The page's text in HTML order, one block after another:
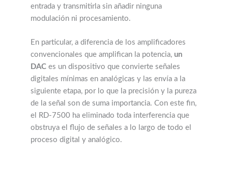
entrada y transmitirla sin añadir ninguna
modulación ni procesamiento.
En particular, a diferencia de los amplificadores
convencionales que amplifican la potencia, un
DAC es un dispositivo que convierte señales
digitales mínimas en analógicas y las envía a la
siguiente etapa, por lo que la precisión y la pureza
de la señal son de suma importancia. Con este fin,
el RD-7500 ha eliminado toda interferencia que
obstruya el flujo de señales a lo largo de todo el
proceso digital y analógico.